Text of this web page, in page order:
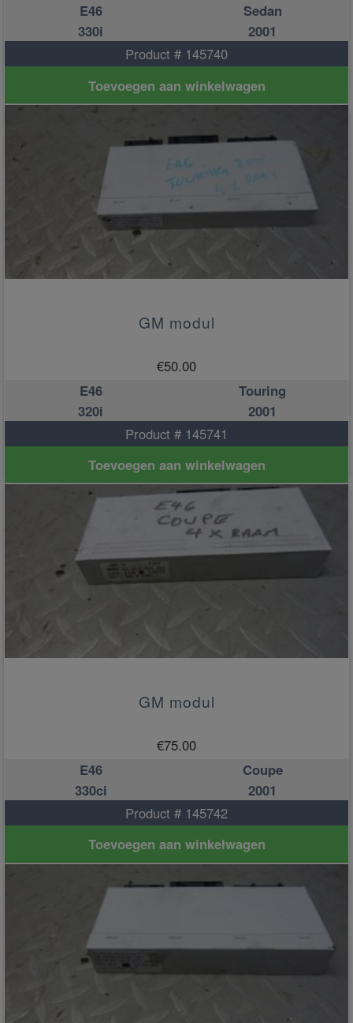
E46
Sedan
330i
2001
Product # 145740
Toevoegen aan winkelwagen
GM modul
€50.00
E46
Touring
320i
2001
Product # 145741
Toevoegen aan winkelwagen
GM modul
€75.00
E46
Coupe
330ci
2001
Product # 145742
Toevoegen aan winkelwagen